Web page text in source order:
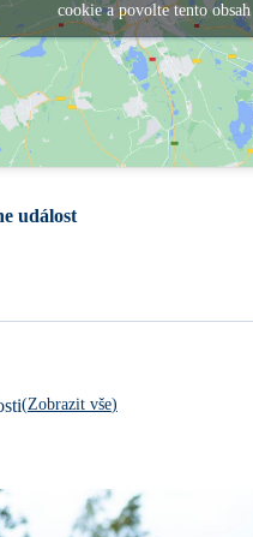
cookie a povolte tento obsah
událost
(Zobrazit vše)